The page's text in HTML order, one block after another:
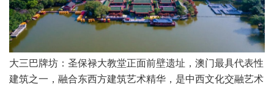
大三巴牌坊：圣保禄大教堂正面前壁遗址，澳门最具代表性
建筑之一，融合东西方建筑艺术精华，是中西文化交融艺术